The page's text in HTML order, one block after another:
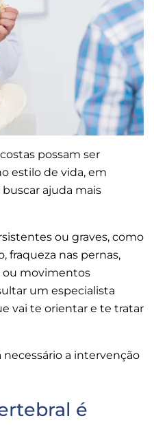
possam ser
estilo de vida, em
buscar ajuda mais
ou graves, como
fraqueza nas pernas,
ou movimentos
um especialista
vai te orientar e te tratar
necessário a intervenção
é